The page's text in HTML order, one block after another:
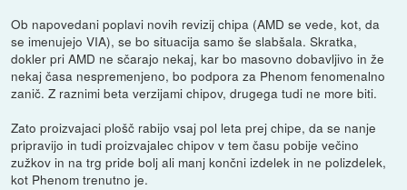
Ob napovedani poplavi novih revizij chipa (AMD se vede, kot, da
se imenujejo VIA), se bo situacija samo še slabšala. Skratka,
dokler pri AMD ne sčarajo nekaj, kar bo masovno dobavljivo in že
nekaj časa nespremenjeno, bo podpora za Phenom fenomenalno
zanič. Z raznimi beta verzijami chipov, drugega tudi ne more biti.
Zato proizvajaci plošč rabijo vsaj pol leta prej chipe, da se nanje
pripravijo in tudi proizvajalec chipov v tem času pobije večino
zužkov in na trg pride bolj ali manj končni izdelek in ne polizdelek,
kot Phenom trenutno je.